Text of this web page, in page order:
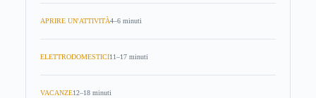
APRIRE UN'ATTIVITÀ4–6 minuti
ELETTRODOMESTICI11–17 minuti
VACANZE12–18 minuti